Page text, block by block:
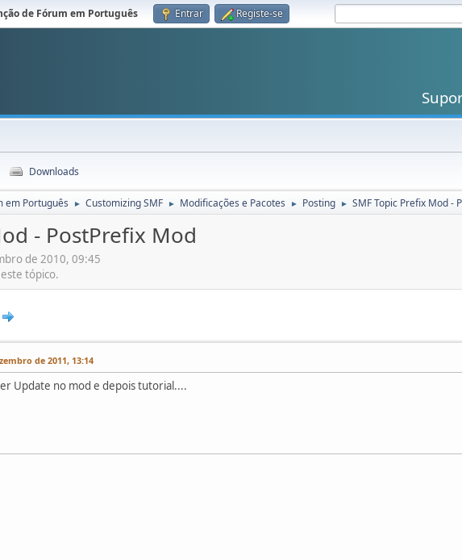
de Fórum em Português Entrar Registe-se
Downloads
em Português ► Customizing SMF ► Modificações e Pacotes ► Posting ► SMF Topic Prefix Mod -
- PostPrefix Mod
de 2010, 09:45
tópico.
de 2011, 13:14
Update no mod e depois tutorial....